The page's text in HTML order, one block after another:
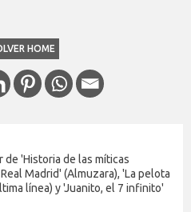
HOME
de 'Historia de las míticas
Madrid' (Almuzara), 'La pelota
línea) y 'Juanito, el 7 infinito'